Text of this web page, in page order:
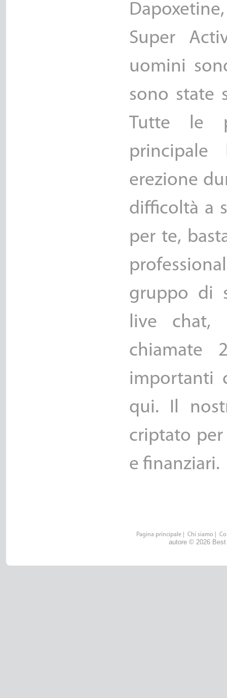
Super
uomini
sono state
Tutte le
principale
erezione
difficoltà a
per te,
gruppo di
live chat,
importanti
qui. Il
criptato
e finanziari.
Pagina principale| Chi siamo
autore © 2026